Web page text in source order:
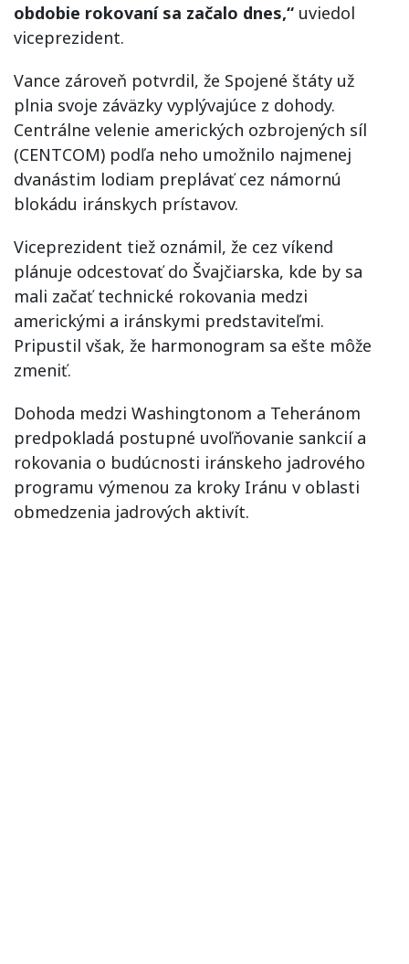
obdobie rokovaní sa začalo dnes,“ uviedol
viceprezident.
Vance zároveň potvrdil, že Spojené štáty už
plnia svoje záväzky vyplývajúce z dohody.
Centrálne velenie amerických ozbrojených síl
(CENTCOM) podľa neho umožnilo najmenej
dvanástim lodiam preplávať cez námornú
blokádu iránskych prístavov.
Viceprezident tiež oznámil, že cez víkend
plánuje odcestovať do Švajčiarska, kde by sa
mali začať technické rokovania medzi
americkými a iránskymi predstaviteľmi.
Pripustil však, že harmonogram sa ešte môže
zmeniť.
Dohoda medzi Washingtonom a Teheránom
predpokladá postupné uvoľňovanie sankcií a
rokovania o budúcnosti iránskeho jadrového
programu výmenou za kroky Iránu v oblasti
obmedzenia jadrových aktivít.